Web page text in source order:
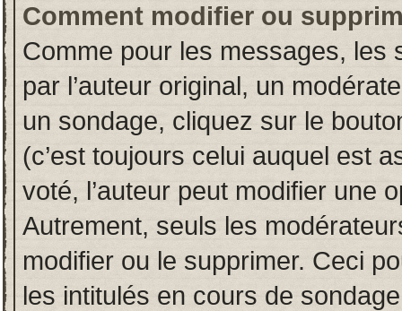
Comment modifier ou
Comme pour les messages, les
par l’auteur original, un
un sondage, cliquez sur le
(c’est toujours celui auquel est
voté, l’auteur peut modifier une
Autrement, seuls les
modifier ou le supprimer. Ceci
les intitulés en cours de